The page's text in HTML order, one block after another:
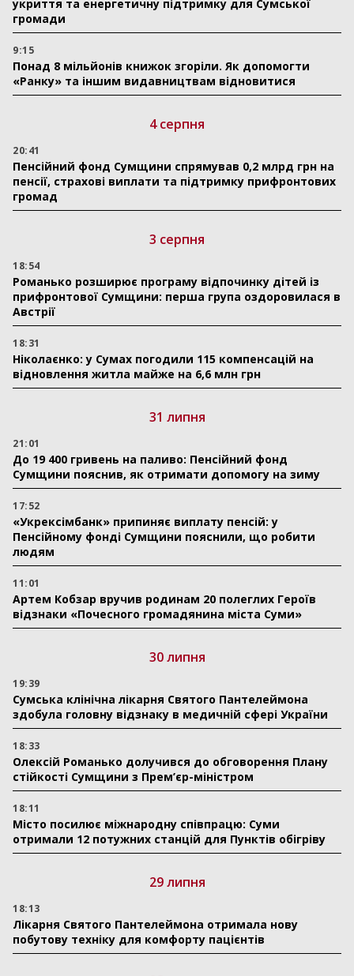
укриття та енергетичну підтримку для Сумської
громади
9:15
Понад 8 мільйонів книжок згоріли. Як допомогти
«Ранку» та іншим видавництвам відновитися
4 серпня
20:41
Пенсійний фонд Сумщини спрямував 0,2 млрд грн на
пенсії, страхові виплати та підтримку прифронтових
громад
3 серпня
18:54
Романько розширює програму відпочинку дітей із
прифронтової Сумщини: перша група оздоровилася в
Австрії
18:31
Ніколаєнко: у Сумах погодили 115 компенсацій на
відновлення житла майже на 6,6 млн грн
31 липня
21:01
До 19 400 гривень на паливо: Пенсійний фонд
Сумщини пояснив, як отримати допомогу на зиму
17:52
«Укрексімбанк» припиняє виплату пенсій: у
Пенсійному фонді Сумщини пояснили, що робити
людям
11:01
Артем Кобзар вручив родинам 20 полеглих Героїв
відзнаки «Почесного громадянина міста Суми»
30 липня
19:39
Сумська клінічна лікарня Святого Пантелеймона
здобула головну відзнаку в медичній сфері України
18:33
Олексій Романько долучився до обговорення Плану
стійкості Сумщини з Прем’єр-міністром
18:11
Місто посилює міжнародну співпрацю: Суми
отримали 12 потужних станцій для Пунктів обігріву
29 липня
18:13
Лікарня Святого Пантелеймона отримала нову
побутову техніку для комфорту пацієнтів